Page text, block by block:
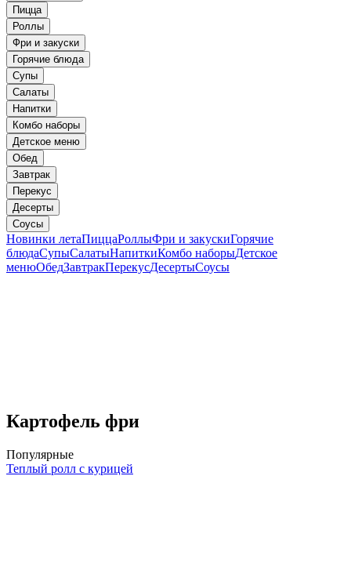
Пицца
Роллы
Фри и закуски
Горячие блюда
Супы
Салаты
Напитки
Комбо наборы
Детское меню
Обед
Завтрак
Перекус
Десерты
Соусы
Новинки летаПиццаРоллыФри и закускиГорячие
блюдаСупыСалатыНапиткиКомбо наборыДетское
менюОбедЗавтракПерекусДесертыСоусы
Картофель фри
Популярные
Теплый ролл с курицей